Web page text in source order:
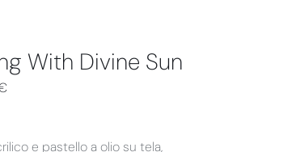
With Divine Sun
e pastello a olio su tela,